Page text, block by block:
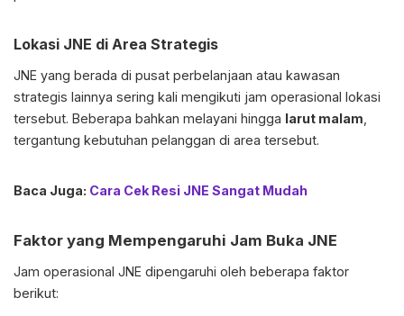
Lokasi JNE di Area Strategis
JNE yang berada di pusat perbelanjaan atau kawasan
strategis lainnya sering kali mengikuti jam operasional lokasi
tersebut. Beberapa bahkan melayani hingga larut malam
tergantung kebutuhan pelanggan di area tersebut.
Baca Juga: Cara Cek Resi JNE Sangat Mudah
Faktor yang Mempengaruhi Jam Buka JNE
Jam operasional JNE dipengaruhi oleh beberapa faktor
berikut: